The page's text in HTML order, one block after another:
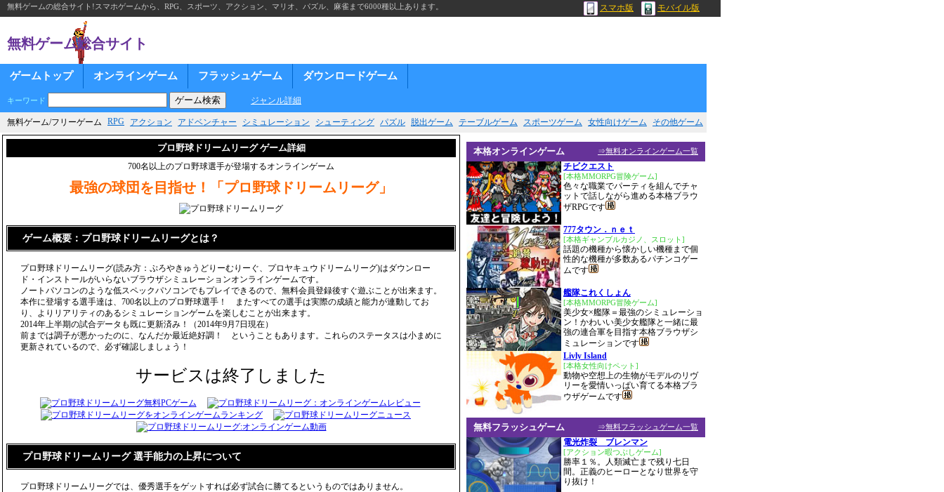
無料ゲームの総合サイト!スマホゲームから、RPG、スポーツ、アクション、マリオ、パズル、麻雀まで6000種以上あります。 スマホ版 モバイル版
無料ゲーム総合サイト
ゲームトップ オンラインゲーム フラッシュゲーム ダウンロードゲーム
キーワード ジャンル詳細
無料ゲーム/フリーゲーム RPG アクション アドベンチャー シミュレーション シューティング パズル 脱出ゲーム テーブルゲーム スポーツゲーム 女性向けゲーム その他ゲーム
プロ野球ドリームリーグ ゲーム詳細
700名以上のプロ野球選手が登場するオンラインゲーム
最強の球団を目指せ！「プロ野球ドリームリーグ」
ゲーム概要：プロ野球ドリームリーグとは？
プロ野球ドリームリーグ(読み方：ぷろやきゅうどりーむりーぐ、プロヤキュウドリームリーグ)はダウンロー
ド・インストールがいらないブラウザシミュレーションオンラインゲームです。
ノートパソコンのような低スペックパソコンでもプレイできるので、無料会員登録後すぐ遊ぶことが出来ます。
本作に登場する選手達は、700名以上のプロ野球選手！ またすべての選手は実際の成績と能力が連動してお
り、よりリアリティのあるシミュレーションゲームを楽しむことが出来ます。
2014年上半期の試合データも既に更新済み！（2014年9月7日現在）
前までは調子が悪かったのに、なんだか最近絶好調！ ということもあります。これらのステータスは小まめに
更新されているので、必ず確認しましょう！
サービスは終了しました
プロ野球ドリームリーグ 選手能力の上昇について
プロ野球ドリームリーグでは、優秀選手をゲットすれば必ず試合に勝てるというものではありません。
⇒無料オンラインゲーム一覧
本格オンラインゲーム
チビクエスト
[本格MMORPG冒険ゲーム]
色々な職業でパーティを組んでチャ
ットで話しながら進める本格ブラウ
ザRPGです
777タウン．ｎｅｔ
[本格ギャンブルカジノ、スロット]
話題の機種から懐かしい機種まで個
性的な機種が多数あるパチンコゲー
ムです
艦隊これくしょん
[本格MMORPG冒険ゲーム]
美少女×艦隊＝最強のシミュレーショ
ン！かわいい美少女艦隊と一緒に最
強の連合軍を目指す本格ブラウザシ
ミュレーションです
Livly Island
[本格女性向けペット]
動物や空想上の生物がモデルのリヴ
リーを愛情いっぱい育てる本格ブラ
ウザゲームです
⇒無料フラッシュゲーム一覧
無料フラッシュゲーム
電光炸裂 ブレンマン
[アクション暇つぶしゲーム]
勝率１％。人類滅亡まで残り七日
間。正義のヒーローとなり世界を守
り抜け！